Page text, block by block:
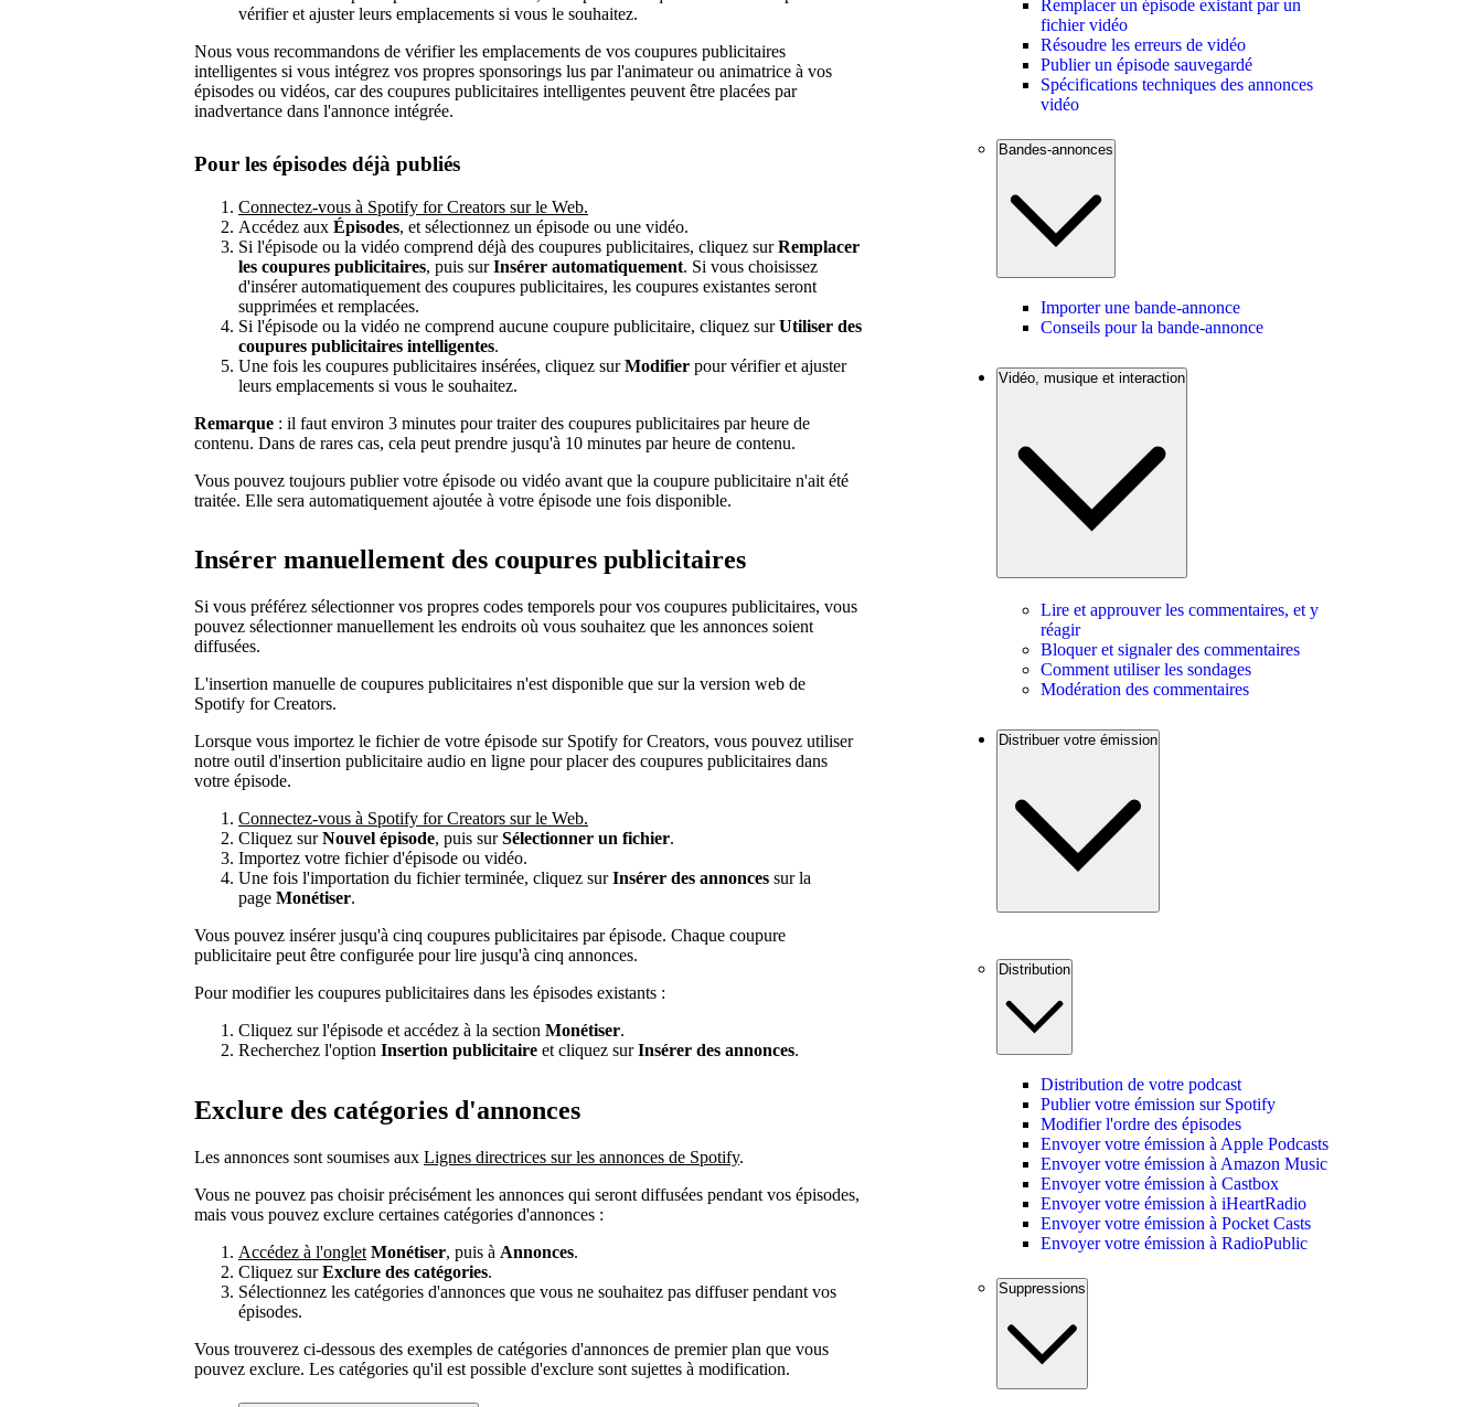
vérifier et ajuster leurs emplacements si vous le souhaitez.
Nous vous recommandons de vérifier les emplacements de vos coupures publicitaires
intelligentes si vous intégrez vos propres sponsorings lus par l'animateur ou animatrice à vos
épisodes ou vidéos, car des coupures publicitaires intelligentes peuvent être placées par
inadvertance dans l'annonce intégrée.
Pour les épisodes déjà publiés
Connectez-vous à Spotify for Creators sur le Web.
Accédez aux Épisodes, et sélectionnez un épisode ou une vidéo.
Si l'épisode ou la vidéo comprend déjà des coupures publicitaires, cliquez surRemplacer
les coupures publicitaires, puis surInsérer automatiquement. Si vous choisissez
d'insérer automatiquement des coupures publicitaires, les coupures existantes seront
supprimées et remplacées.
Si l'épisode ou la vidéo ne comprend aucune coupure publicitaire, cliquez surUtiliser des
coupures publicitaires intelligentes.
Une fois les coupures publicitaires insérées, cliquez surModifier pour vérifier et ajuster
leurs emplacements si vous le souhaitez.
Remarque : il faut environ 3 minutes pour traiter des coupures publicitaires par heure de
contenu. Dans de rares cas, cela peut prendre jusqu'à 10 minutes par heure de contenu.
Vous pouvez toujours publier votre épisode ou vidéo avant que la coupure publicitaire n'ait été
traitée. Elle sera automatiquement ajoutée à votre épisode une fois disponible.
Insérer manuellement des coupures publicitaires
Si vous préférez sélectionner vos propres codes temporels pour vos coupures publicitaires, vous
pouvez sélectionner manuellement les endroits où vous souhaitez que les annonces soient
diffusées.
L'insertion manuelle de coupures publicitaires n'est disponible que sur la version web de
Spotify for Creators.
Lorsque vous importez le fichier de votre épisode sur Spotify for Creators, vous pouvez utiliser
notre outil d'insertion publicitaire audio en ligne pour placer des coupures publicitaires dans
votre épisode.
Connectez-vous à Spotify for Creators sur le Web.
Cliquez surNouvel épisode, puis surSélectionner un fichier.
Importez votre fichier d'épisode ou vidéo.
Une fois l'importation du fichier terminée, cliquez surInsérer des annonces sur la
page Monétiser.
Vous pouvez insérer jusqu'à cinq coupures publicitaires par épisode. Chaque coupure
publicitaire peut être configurée pour lire jusqu'à cinq annonces.
Pour modifier les coupures publicitaires dans les épisodes existants :
Cliquez sur l'épisode et accédez à la section Monétiser.
Recherchez l'option Insertion publicitaire et cliquez surInsérer des annonces.
Exclure des catégories d'annonces
Les annonces sont soumises aux Lignes directrices sur les annonces de Spotify.
Vous ne pouvez pas choisir précisément les annonces qui seront diffusées pendant vos épisodes,
mais vous pouvez exclure certaines catégories d'annonces :
Accédez à l'onglet Monétiser, puis à Annonces.
Cliquez surExclure des catégories.
Sélectionnez les catégories d'annonces que vous ne souhaitez pas diffuser pendant vos
épisodes.
Vous trouverez ci-dessous des exemples de catégories d'annonces de premier plan que vous
pouvez exclure. Les catégories qu'il est possible d'exclure sont sujettes à modification.
Remplacer un épisode existant par un
fichier vidéo
Résoudre les erreurs de vidéo
Publier un épisode sauvegardé
Spécifications techniques des annonces
vidéo
Bandes-annonces
Importer une bande-annonce
Conseils pour la bande-annonce
Vidéo, musique et interaction
Lire et approuver les commentaires, et y
réagir
Bloquer et signaler des commentaires
Comment utiliser les sondages
Modération des commentaires
Distribuer votre émission
Distribution
Distribution de votre podcast
Publier votre émission sur Spotify
Modifier l'ordre des épisodes
Envoyer votre émission à Apple Podcasts
Envoyer votre émission à Amazon Music
Envoyer votre émission à Castbox
Envoyer votre émission à iHeartRadio
Envoyer votre émission à Pocket Casts
Envoyer votre émission à RadioPublic
Suppressions